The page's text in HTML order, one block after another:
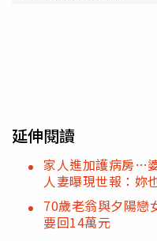
延伸閱讀
家人進加護病房…
人妻曝現世報：妳
70歲老翁與夕陽
要回14萬元